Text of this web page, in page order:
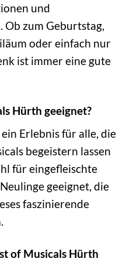
und
Ob zum Geburtstag,
oder einfach nur
ist immer eine gute
Hürth geeignet?
Erlebnis für alle, die
begeistern lassen
für eingefleischte
geeignet, die
faszinierende
of Musicals Hürth